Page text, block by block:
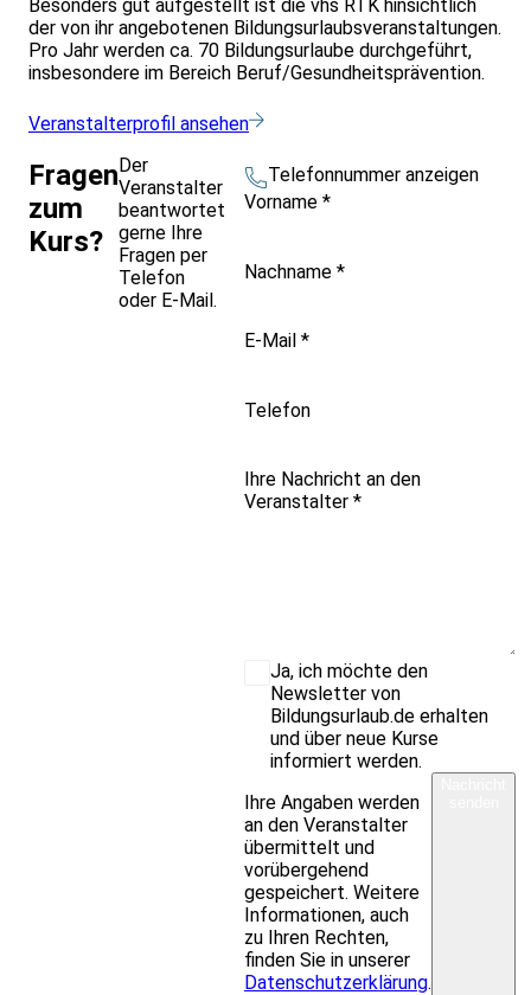
Besonders gut aufgestellt ist die vhs RTK hinsichtlich
der von ihr angebotenen Bildungsurlaubsveranstaltungen.
Pro Jahr werden ca. 70 Bildungsurlaube durchgeführt,
insbesondere im Bereich Beruf/Gesundheitsprävention.
Veranstalterprofil ansehen
Fragen
zum
Kurs?
Der
Veranstalter
beantwortet
gerne Ihre
Fragen per
Telefon
oder E-Mail.
Telefonnummer anzeigen
Vorname *
Nachname *
E-Mail *
Telefon
Ihre Nachricht an den
Veranstalter *
Ja, ich möchte den
Newsletter von
Bildungsurlaub.de erhalten
und über neue Kurse
informiert werden.
Ihre Angaben werden
an den Veranstalter
übermittelt und
vorübergehend
gespeichert. Weitere
Informationen, auch
zu Ihren Rechten,
finden Sie in unserer
Datenschutzerklärung.